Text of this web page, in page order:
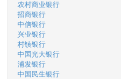
农村商业银行
招商银行
中信银行
兴业银行
村镇银行
中国光大银行
浦发银行
中国民生银行